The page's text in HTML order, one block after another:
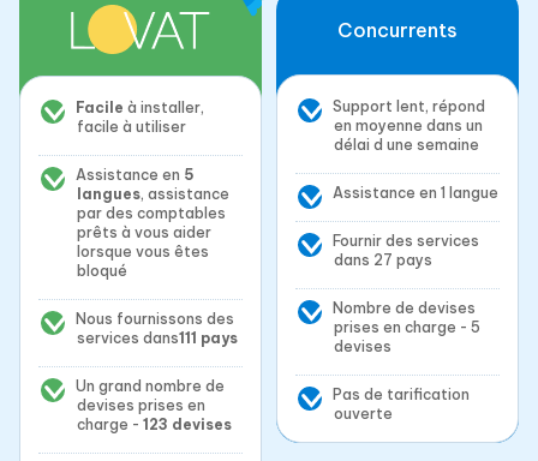
Facile à installer,
facile à utiliser
Assistance en 5
langues, assistance
par des comptables
prêts à vous aider
lorsque vous êtes
bloqué
Nous fournissons des
services dans111 pays
Un grand nombre de
devises prises en
charge -123 devises
Concurrents
Support lent, répond
en moyenne dans un
délai d une semaine
Assistance en 1 langue
Fournir des services
dans 27 pays
Nombre de devises
prises en charge - 5
devises
Pas de tarification
ouverte